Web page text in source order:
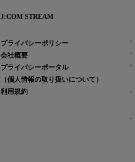
J:COM STREAM
プライバシーポリシー
会社概要
プライバシーポータル
（個人情報の取り扱いについて）
利用規約